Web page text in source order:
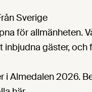
Sverige
för allmänheten.
gäster, och
Almedalen 2026.